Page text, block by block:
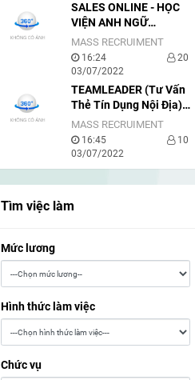
SALES ONLINE - HỌC
VIỆN ANH NGỮ
GLOBISH
MASS RECRUIMENT
16:24
03/07/2022
20
TEAMLEADER (Tư Vấn
Thẻ Tín Dụng Nội Địa) -
VIETCREDIT
MASS RECRUIMENT
16:45
03/07/2022
10
Tìm việc làm
Mức lương
Hình thức làm việc
Chức vụ